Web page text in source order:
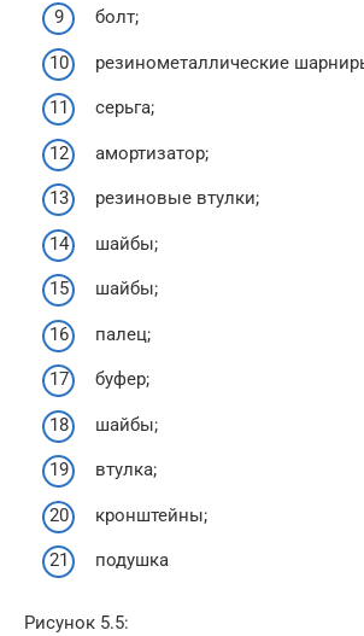
болт;
резинометаллические
серьга;
амортизатор;
резиновые втулки;
шайбы;
шайбы;
палец;
буфер;
шайбы;
втулка;
кронштейны;
подушка
Рисунок 5.5: